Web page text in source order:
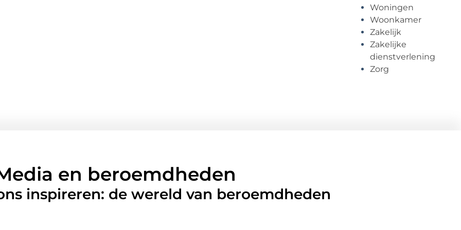
Woningen
Woonkamer
Zakelijk
Zakelijke
dienstverlening
Zorg
en beroemdheden
inspireren: de wereld van beroemdheden